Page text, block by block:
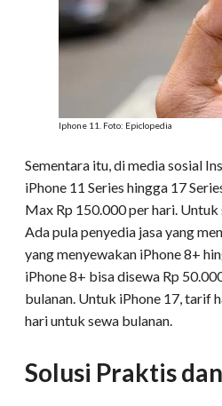
Iphone 11. Foto: Epiclopedia
Sementara itu, di media sosial
iPhone 11 Series hingga 17
Max Rp 150.000 per hari.
Ada pula penyedia jasa yang
yang menyewakan iPhone 8+
iPhone 8+ bisa disewa Rp
bulanan. Untuk iPhone 17, tarif
hari untuk sewa bulanan.
Solusi Praktis